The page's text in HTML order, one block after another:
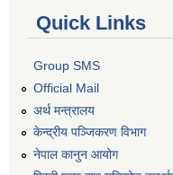
Quick Links
Group SMS
Official Mail
अर्थ मन्त्रालय
केन्द्रीय पञ्जिकरण विभाग
नेपाल कानुन आयोग